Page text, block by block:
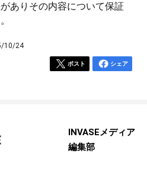
ありその内容について保証
10/24
ポスト シェア
INVASEメディア
編集部